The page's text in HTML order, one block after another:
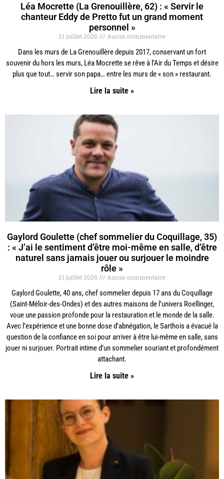
Léa Mocrette (La Grenouillère, 62) : « Servir le
chanteur Eddy de Pretto fut un grand moment
personnel »
21 juillet 2026 Aucun commentaire
Dans les murs de La Grenouillère depuis 2017, conservant un fort
souvenir du hors les murs, Léa Mocrette se rêve à l’Air du Temps et désire
plus que tout… servir son papa… entre les murs de « son » restaurant.
Lire la suite »
Gaylord Goulette (chef sommelier du Coquillage, 35)
: « J’ai le sentiment d’être moi-même en salle, d’être
naturel sans jamais jouer ou surjouer le moindre
rôle »
21 juillet 2026 Aucun commentaire
Gaylord Goulette, 40 ans, chef sommelier depuis 17 ans du Coquillage
(Saint-Méloir-des-Ondes) et des autres maisons de l’univers Roellinger,
voue une passion profonde pour la restauration et le monde de la salle.
Avec l’expérience et une bonne dose d’abnégation, le Sarthois a évacué la
question de la confiance en soi pour arriver à être lui-même en salle, sans
jouer ni surjouer. Portrait intime d’un sommelier souriant et profondément
attachant.
Lire la suite »